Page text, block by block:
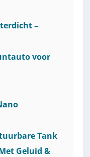
–
voor
Tank
Geluid &